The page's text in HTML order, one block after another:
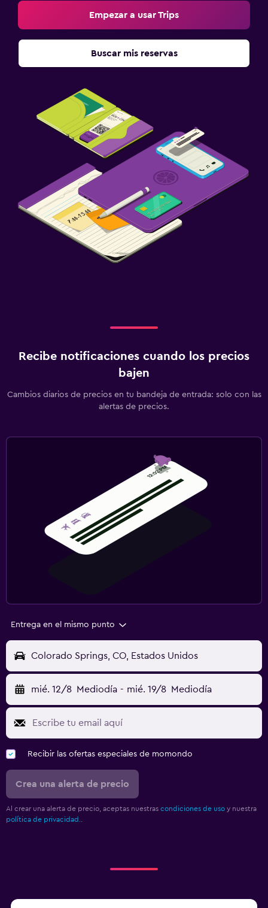
Empezar a usar Trips
Buscar mis reservas
Recibe notificaciones cuando los precios
bajen
Cambios diarios de precios en tu bandeja de entrada: solo con las
alertas de precios.
Entrega en el mismo punto
Colorado Springs, CO, Estados Unidos
mié. 12/8 Mediodía - mié. 19/8 Mediodía
Recibir las ofertas especiales de momondo
Crea una alerta de precio
Al crear una alerta de precio, aceptas nuestras condiciones de uso y nuestra
política de privacidad.